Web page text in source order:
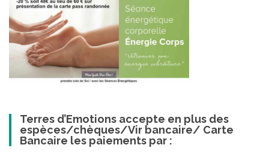
Terres d’Emotions accepte en plus des
espèces/chèques/Vir bancaire/ Carte
Bancaire les paiements par :